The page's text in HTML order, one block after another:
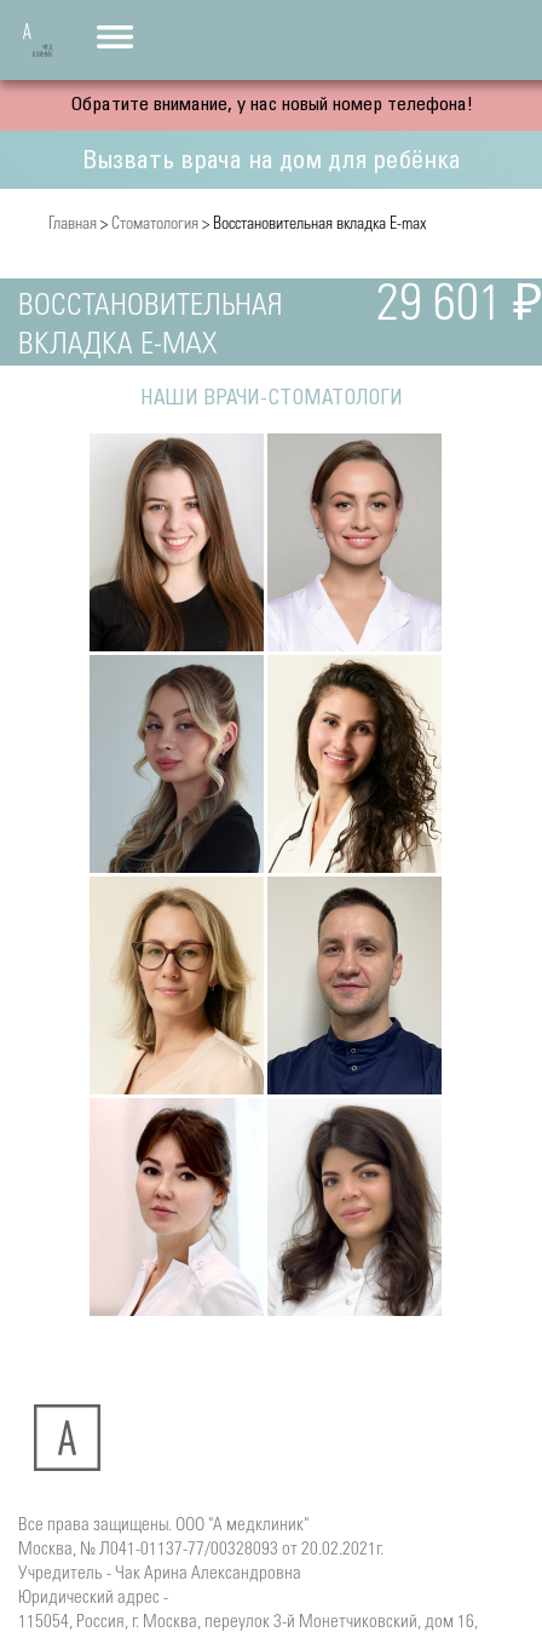
Обратите внимание, у нас новый номер телефона!
Вызвать врача на дом для ребёнка
Главная > Стоматология > Восстановительная вкладка E-max
29 601 ₽
ВОССТАНОВИТЕЛЬНАЯ
ВКЛАДКА E-MAX
НАШИ ВРАЧИ-СТОМАТОЛОГИ
Подробнее
Джумаева
Амина
Стоматолог-ортопед
Подробнее
о Наталья
Стоматолог-терапевт
Подробнеео Полина
Соколовская
Стоматолог-терапевт
Подробнее о
Прохорова
Анастасия
Стоматолог-терапевт
Подробнеео
Сейфетдинова
Юлия
Стоматолог-ортодонт
Подробнеео
Симонов
Стоматолог детский
Подробнее о
Ситдикова
Стоматолог-хирург
Подробнеео
Тумасян
Стоматолог-терапевт
Все права защищены. ООО "А медклиник"
Москва, № Л041-01137-77/00328093 от 20.02.2021г.
Учредитель - Чак Арина Александровна
Юридический адрес -
115054, Россия, г. Москва, переулок 3-й Монетчиковский, дом 16,